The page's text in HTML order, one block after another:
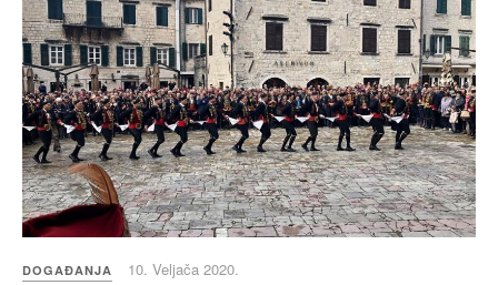
DOGAĐANJA 10. Veljača 2020.